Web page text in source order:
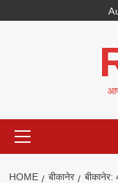
to
Menu
HOME बीकानेर
बीकानेर: